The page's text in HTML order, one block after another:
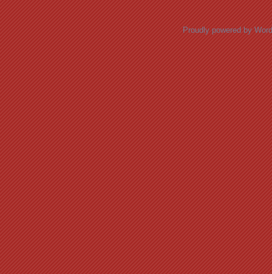
Proudly powered by